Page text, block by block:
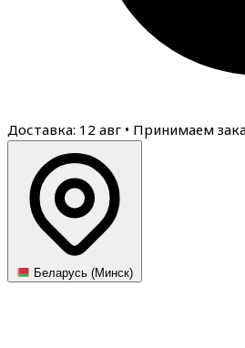
Доставка: 12 авг • Принимаем
Беларусь (Минск)